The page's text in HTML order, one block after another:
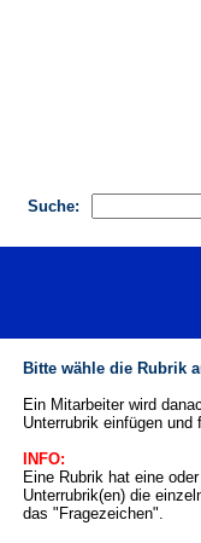
Suche:
Bitte wähle die Rubrik
Ein Mitarbeiter wird
Unterrubrik einfügen und
INFO:
Eine Rubrik hat eine
Unterrubrik(en) die
das "Fragezeichen".